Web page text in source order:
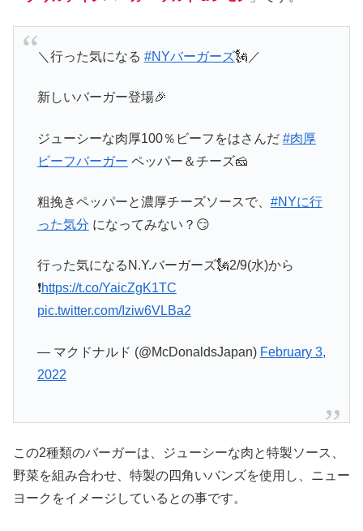
＼行った気になる #NYバーガーズ🗽／
新しいバーガー登場🎉
ジューシーな肉厚100％ビーフをはさんだ #肉厚
ビーフバーガー ペッパー＆チーズ🧀
粗挽きペッパーと濃厚チーズソースで、 #NYに行
った気分 になってみない？😏
行った気になるN.Y.バーガーズ🗽2/9(水)から
❗️https://t.co/YaicZgK1TC
pic.twitter.com/Iziw6VLBa2
— マクドナルド (@McDonaldsJapan) February 3,
2022
この2種類のバーガーは、ジューシーな肉と特製ソース、
野菜を組み合わせ、特製の四角いバンズを使用し、ニュー
ヨークをイメージしているとの事です。